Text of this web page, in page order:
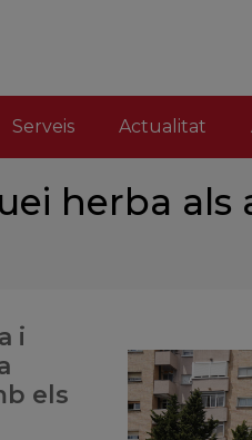
Serveis Actualitat
herba als
i
els